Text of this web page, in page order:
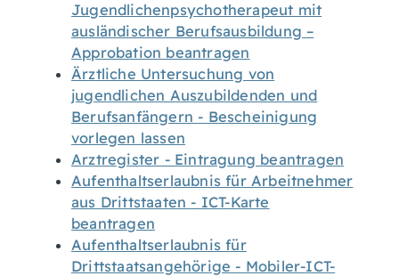
Jugendlichenpsychotherapeut mit
ausländischer Berufsausbildung –
Approbation beantragen
Ärztliche Untersuchung von
jugendlichen Auszubildenden und
Berufsanfängern - Bescheinigung
vorlegen lassen
Arztregister - Eintragung beantragen
Aufenthaltserlaubnis für Arbeitnehmer
aus Drittstaaten - ICT-Karte
beantragen
Aufenthaltserlaubnis für
Drittstaatsangehörige - Mobiler-ICT-